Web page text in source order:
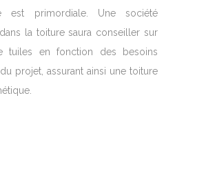
est primordiale. Une société
la toiture saura conseiller sur
tuiles en fonction des besoins
projet, assurant ainsi une toiture